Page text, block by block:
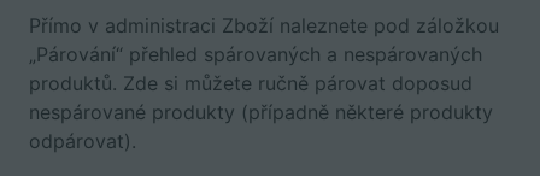
Přímo v administraci Zboží naleznete pod záložkou
„Párování“ přehled spárovaných a nespárovaných
produktů. Zde si můžete ručně párovat doposud
nespárované produkty (případně některé produkty
odpárovat).